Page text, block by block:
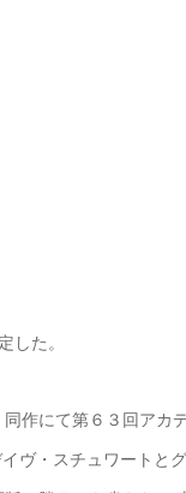
た。
作にて第６３回アカ
ヴ・スチュワートとグ